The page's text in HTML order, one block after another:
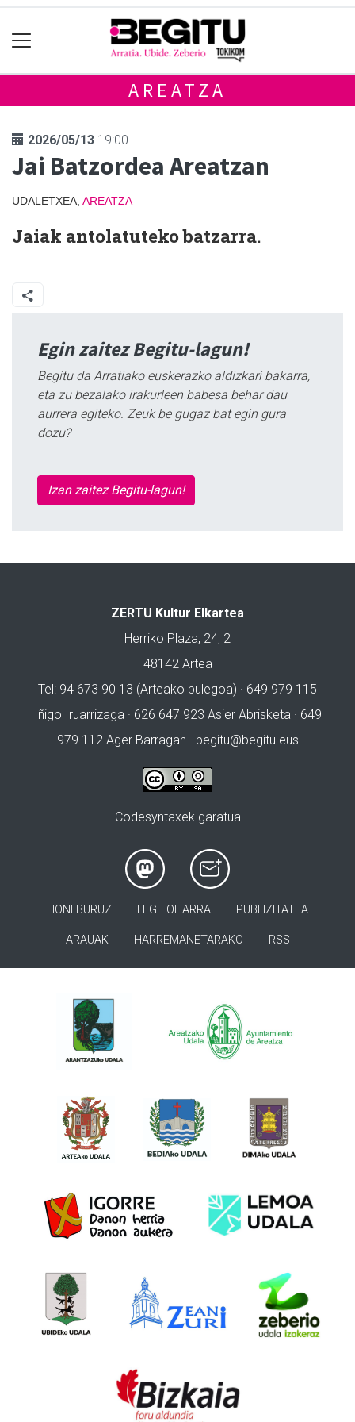
AREATZA
2026/05/13 19:00
Jai Batzordea Areatzan
UDALETXEA, AREATZA
Jaiak antolatuteko batzarra.
Egin zaitez Begitu-lagun!
Begitu da Arratiako euskerazko aldizkari bakarra,
eta zu bezalako irakurleen babesa behar dau
aurrera egiteko. Zeuk be gugaz bat egin gura
dozu?
Izan zaitez Begitu-lagun!
ZERTU Kultur Elkartea
Herriko Plaza, 24, 2
48142 Artea
Tel: 94 673 90 13 (Arteako bulegoa) · 649 979 115
Iñigo Iruarrizaga · 626 647 923 Asier Abrisketa · 649
979 112 Ager Barragan · begitu@begitu.eus
Codesyntaxek garatua
HONI BURUZ LEGE OHARRA PUBLIZITATEA
ARAUAK HARREMANETARAKO RSS